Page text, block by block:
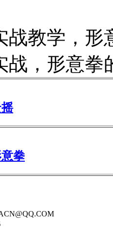
教学，形
战，形意拳
拳